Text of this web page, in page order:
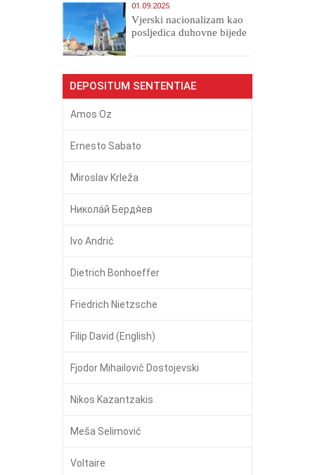
01.09.2025
​Vjerski nacionalizam kao
posljedica duhovne bijede
DEPOSITUM SENTENTIAE
Amos Oz
Ernesto Sabato
Miroslav Krleža
Никола́й Бердя́ев
Ivo Andrić
Dietrich Bonhoeffer
Friedrich Nietzsche
Filip David (English)
Fjodor Mihailovič Dostojevski
Nikos Kazantzakis
Meša Selimović
Voltaire